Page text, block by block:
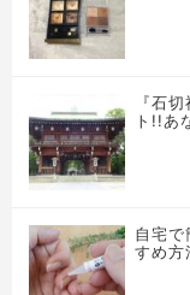
『石
ト!!あ
自宅
すめ方